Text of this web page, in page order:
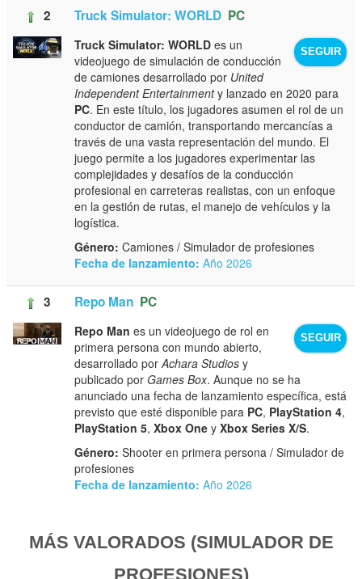
2 Truck Simulator: WORLD PC
SEGUIR
Truck Simulator: WORLD es un
videojuego de simulación de conducción
de camiones desarrollado por United
Independent Entertainmenty lanzado en 2020 para
PC. En este título, los jugadores asumen el rol de un
conductor de camión, transportando mercancías a
través de una vasta representación del mundo. El
juego permite a los jugadores experimentar las
complejidades y desafíos de la conducción
profesional en carreteras realistas, con un enfoque
en la gestión de rutas, el manejo de vehículos y la
logística.
Género: Camiones / Simulador de profesiones
Fecha de lanzamiento: Año 2026
3 Repo Man PC
SEGUIR
Repo Man es un videojuego de rol en
primera persona con mundo abierto,
desarrollado porAchara Studios y
publicado porGames Box. Aunque no se ha
anunciado una fecha de lanzamiento específica, está
previsto que esté disponible para PC, PlayStation 4,
PlayStation 5,Xbox One yXbox Series X/S.
Género: Shooter en primera persona / Simulador de
profesiones
Fecha de lanzamiento: Año 2026
MÁS VALORADOS (SIMULADOR DE
PROFESIONES)